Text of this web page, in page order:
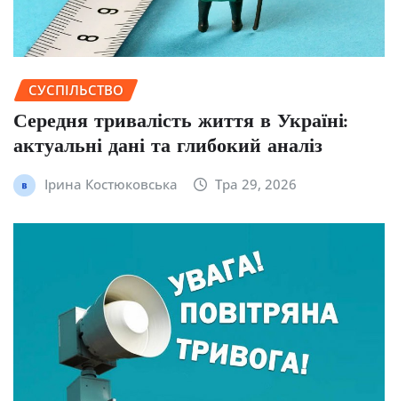
СУСПІЛЬСТВО
Середня тривалість життя в Україні:
актуальні дані та глибокий аналіз
Ірина Костюковська Тра 29, 2026